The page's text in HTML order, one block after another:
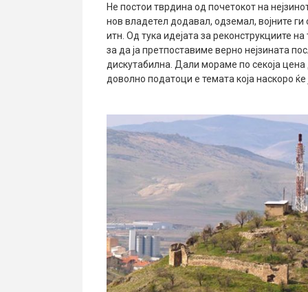
Не постои тврдина од почетокот на
нов владетел додавал, одземал, војните
итн. Од тука идејата за реконструкциите
за да ја претпоставиме верно нејзината
дискутабилна. Дали мораме по секоја
доволно податоци е темата која наскоро